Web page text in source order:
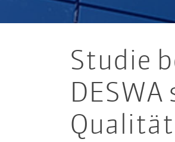
Studie
Qualität